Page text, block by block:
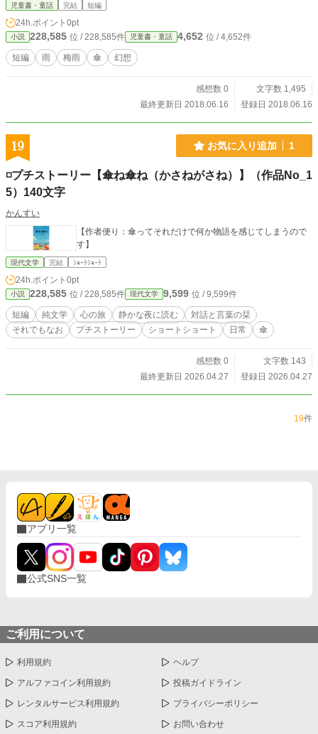
児童書・童話 完結 短編
24h.ポイント 0pt
小説 228,585 位 / 228,585件 児童書・童話 4,652 位 / 4,652件
短編 雨 梅雨 傘 幻想
感想数 0
文字数 1,495
最終更新日 2018.06.16
登録日 2018.06.16
19 お気に入り追加 1
◽️プチストーリー【傘ね傘ね（かさねがさね）】（作品No_1
5）140文字
かんすい
【作者便り：傘ってそれだけで何か物語を感じてしまうので
す】
現代文学 完結 ｼｮｰﾄｼｮｰﾄ
24h.ポイント 0pt
小説 228,585 位 / 228,585件 現代文学 9,599 位 / 9,599件
短編 純文学 心の旅 静かな夜に読む
対話と言葉の栞
それでもなお
プチストーリー ショートショート 日常 傘
感想数 0
文字数 143
最終更新日 2026.04.27
登録日 2026.04.27
19件
アプリ一覧
公式SNS一覧
ご利用について
利用規約 ヘルプ
アルファコイン利用規約 投稿ガイドライン
レンタルサービス利用規約 プライバシーポリシー
スコア利用規約 お問い合わせ